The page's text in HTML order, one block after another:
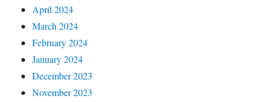
April 2024
March 2024
February 2024
January 2024
December 2023
November 2023